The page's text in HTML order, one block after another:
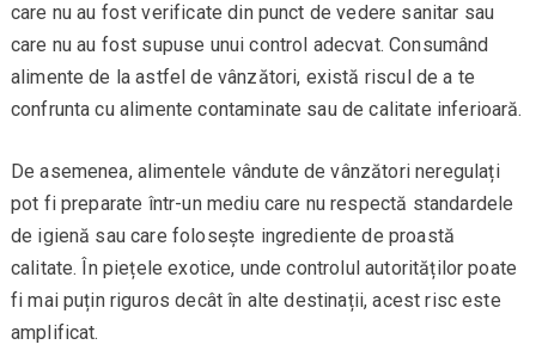
care nu au fost verificate din punct de vedere sanitar sau
care nu au fost supuse unui control adecvat. Consumând
alimente de la astfel de vânzători, există riscul de a te
confrunta cu alimente contaminate sau de calitate inferioară.
De asemenea, alimentele vândute de vânzători neregulați
pot fi preparate într-un mediu care nu respectă standardele
de igienă sau care folosește ingrediente de proastă
calitate. În piețele exotice, unde controlul autorităților poate
fi mai puțin riguros decât în alte destinații, acest risc este
amplificat.